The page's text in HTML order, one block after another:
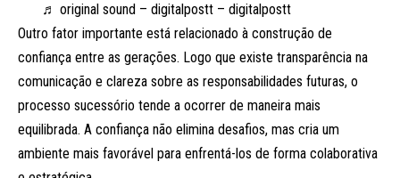
♬ original sound – digitalpostt – digitalpostt
Outro fator importante está relacionado à construção de
confiança entre as gerações. Logo que existe transparência na
comunicação e clareza sobre as responsabilidades futuras, o
processo sucessório tende a ocorrer de maneira mais
equilibrada. A confiança não elimina desafios, mas cria um
ambiente mais favorável para enfrentá-los de forma colaborativa